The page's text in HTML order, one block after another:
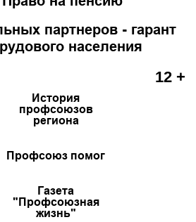
партнеров - гарант
населения
12 +
История
профсоюзов
региона
Профсоюз помог
Газета
"Профсоюзная
жизнь"